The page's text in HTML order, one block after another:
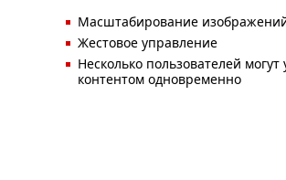
Масштабирование
Жестовое управление
Несколько пользователей могут
контентом одновременно